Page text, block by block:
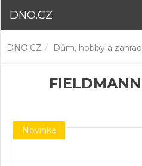
DNO.CZ
DNO.CZ Dům, hobby a
Novinka